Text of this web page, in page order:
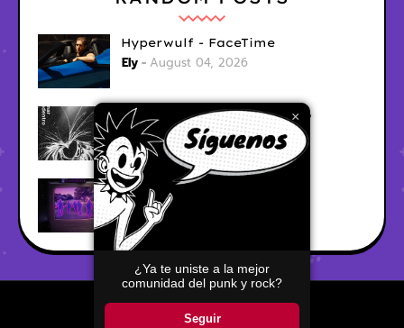
×
¿Ya te uniste a la mejor
comunidad del punk y rock?
Seguir
Hyperwulf - FaceTime
Ely August 04, 2026
BARRACÜDA - Mar Adentro
Ely August 04, 2026
CabinTwelve - Doing Fine
Ely August 04, 2026